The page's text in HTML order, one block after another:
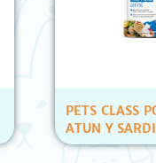
PETS CLASS
ATUN Y
(12 UNID)